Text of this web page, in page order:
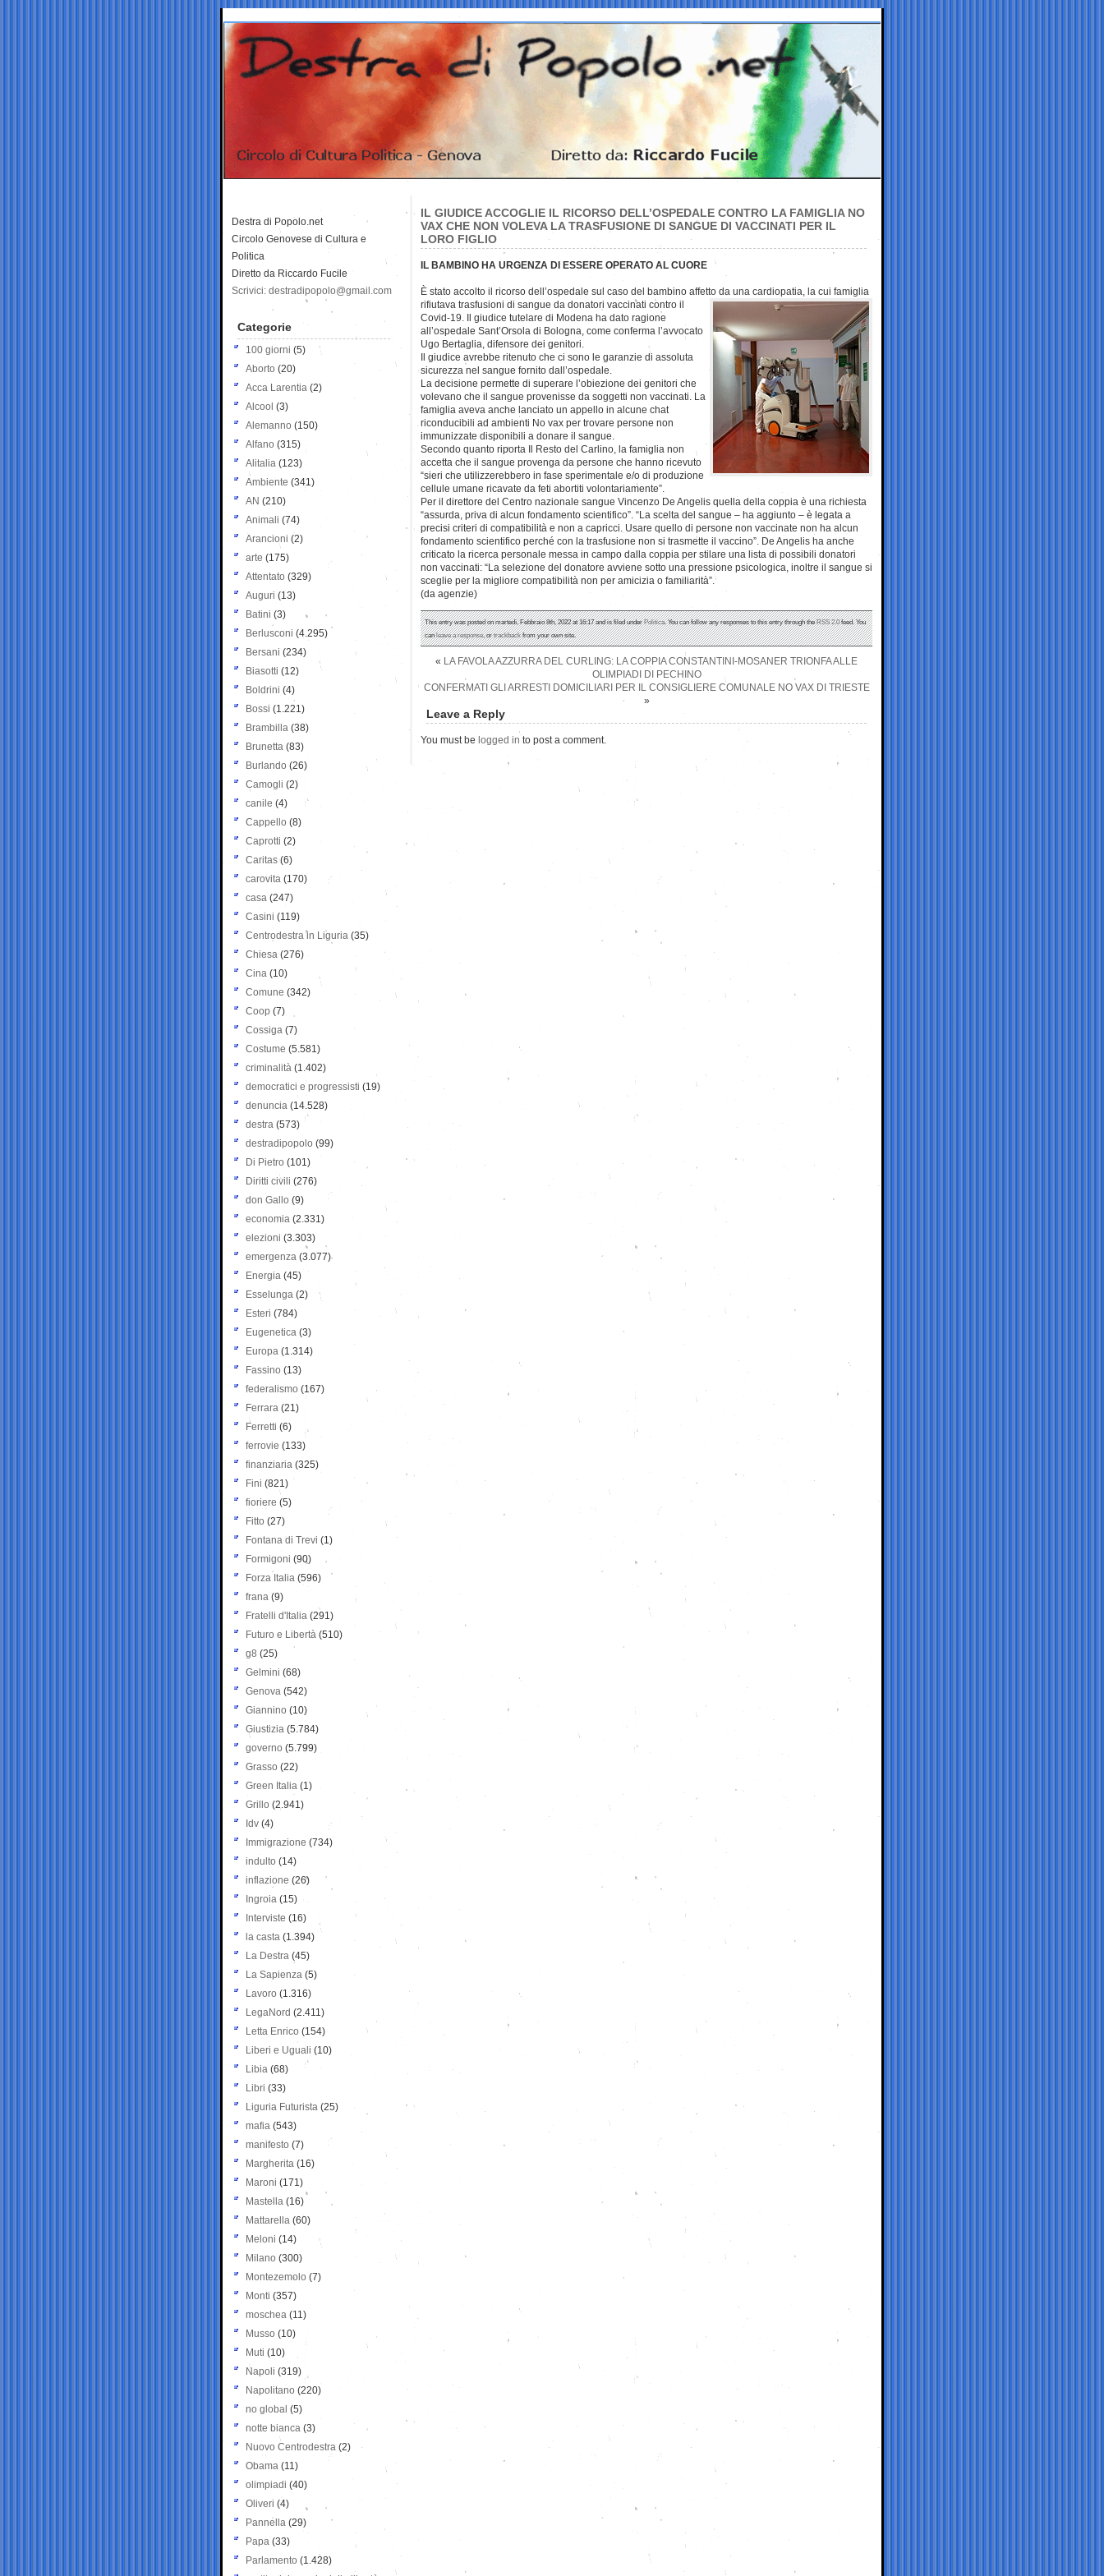
IL GIUDICE ACCOGLIE IL RICORSO DELL’OSPEDALE CONTRO LA FAMIGLIA NO
VAX CHE NON VOLEVA LA TRASFUSIONE DI SANGUE DI VACCINATI PER IL
LORO FIGLIO
IL BAMBINO HA URGENZA DI ESSERE OPERATO AL CUORE
È stato accolto il ricorso dell’ospedale sul caso del bambino affetto da una cardiopatia, la cui famiglia
rifiutava trasfusioni di sangue da donatori vaccinati contro il
Covid-19. Il giudice tutelare di Modena ha dato ragione
all’ospedale Sant’Orsola di Bologna, come conferma l’avvocato
Ugo Bertaglia, difensore dei genitori.
Il giudice avrebbe ritenuto che ci sono le garanzie di assoluta
sicurezza nel sangue fornito dall’ospedale.
La decisione permette di superare l’obiezione dei genitori che
volevano che il sangue provenisse da soggetti non vaccinati. La
famiglia aveva anche lanciato un appello in alcune chat
riconducibili ad ambienti No vax per trovare persone non
immunizzate disponibili a donare il sangue.
Secondo quanto riporta Il Resto del Carlino, la famiglia non
accetta che il sangue provenga da persone che hanno ricevuto
“sieri che utilizzerebbero in fase sperimentale e/o di produzione
cellule umane ricavate da feti abortiti volontariamente”.
Per il direttore del Centro nazionale sangue Vincenzo De Angelis quella della coppia è una richiesta
“assurda, priva di alcun fondamento scientifico”. “La scelta del sangue – ha aggiunto – è legata a
precisi criteri di compatibilità e non a capricci. Usare quello di persone non vaccinate non ha alcun
fondamento scientifico perché con la trasfusione non si trasmette il vaccino”. De Angelis ha anche
criticato la ricerca personale messa in campo dalla coppia per stilare una lista di possibili donatori
non vaccinati: “La selezione del donatore avviene sotto una pressione psicologica, inoltre il sangue si
sceglie per la migliore compatibilità non per amicizia o familiarità”.
(da agenzie)
This entry was posted on martedì, Febbraio 8th, 2022 at 16:17 and is filed underPolitica. You can follow any responses to this entry through theRSS 2.0feed. You
canleave a response, ortrackbackfrom your own site.
« LA FAVOLA AZZURRA DEL CURLING: LA COPPIA CONSTANTINI-MOSANER TRIONFA ALLE
OLIMPIADI DI PECHINO
CONFERMATI GLI ARRESTI DOMICILIARI PER IL CONSIGLIERE COMUNALE NO VAX DI TRIESTE
»
Leave a Reply
You must be logged in to post a comment.
Destra di Popolo.net
Circolo Genovese di Cultura e
Politica
Diretto da Riccardo Fucile
Scrivici: destradipopolo@gmail.com
Categorie
100 giorni (5)
Aborto (20)
Acca Larentia (2)
Alcool (3)
Alemanno (150)
Alfano (315)
Alitalia (123)
Ambiente (341)
AN (210)
Animali (74)
Arancioni (2)
arte (175)
Attentato (329)
Auguri (13)
Batini (3)
Berlusconi (4.295)
Bersani (234)
Biasotti (12)
Boldrini (4)
Bossi (1.221)
Brambilla (38)
Brunetta (83)
Burlando (26)
Camogli (2)
canile (4)
Cappello (8)
Caprotti (2)
Caritas (6)
carovita (170)
casa (247)
Casini (119)
Centrodestra in Liguria (35)
Chiesa (276)
Cina (10)
Comune (342)
Coop (7)
Cossiga (7)
Costume (5.581)
criminalità (1.402)
democratici e progressisti (19)
denuncia (14.528)
destra (573)
destradipopolo (99)
Di Pietro (101)
Diritti civili (276)
don Gallo (9)
economia (2.331)
elezioni (3.303)
emergenza (3.077)
Energia (45)
Esselunga (2)
Esteri (784)
Eugenetica (3)
Europa (1.314)
Fassino (13)
federalismo (167)
Ferrara (21)
Ferretti (6)
ferrovie (133)
finanziaria (325)
Fini (821)
fioriere (5)
Fitto (27)
Fontana di Trevi (1)
Formigoni (90)
Forza Italia (596)
frana (9)
Fratelli d'Italia (291)
Futuro e Libertà (510)
g8 (25)
Gelmini (68)
Genova (542)
Giannino (10)
Giustizia (5.784)
governo (5.799)
Grasso (22)
Green Italia (1)
Grillo (2.941)
Idv (4)
Immigrazione (734)
indulto (14)
inflazione (26)
Ingroia (15)
Interviste (16)
la casta (1.394)
La Destra (45)
La Sapienza (5)
Lavoro (1.316)
LegaNord (2.411)
Letta Enrico (154)
Liberi e Uguali (10)
Libia (68)
Libri (33)
Liguria Futurista (25)
mafia (543)
manifesto (7)
Margherita (16)
Maroni (171)
Mastella (16)
Mattarella (60)
Meloni (14)
Milano (300)
Montezemolo (7)
Monti (357)
moschea (11)
Musso (10)
Muti (10)
Napoli (319)
Napolitano (220)
no global (5)
notte bianca (3)
Nuovo Centrodestra (2)
Obama (11)
olimpiadi (40)
Oliveri (4)
Pannella (29)
Papa (33)
Parlamento (1.428)